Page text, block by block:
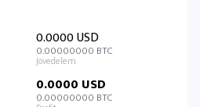
0.0000 USD
0.00000000 BTC
0.0000 USD
0.00000000 BTC